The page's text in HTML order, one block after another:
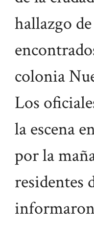
hallazgo
colonia
Los
la escena
por la
residentes